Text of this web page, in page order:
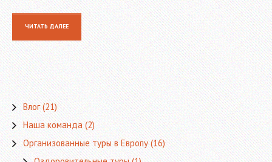
ЧИТАТЬ ДАЛЕЕ
Влог(21)
Наша команда(2)
Организованные туры в Европу(16)